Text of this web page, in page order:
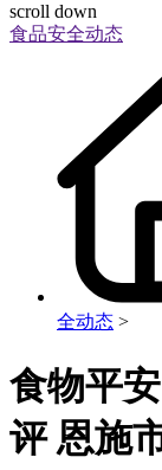
scroll down
食品安全动态
全动态 >
食物平
评 恩施